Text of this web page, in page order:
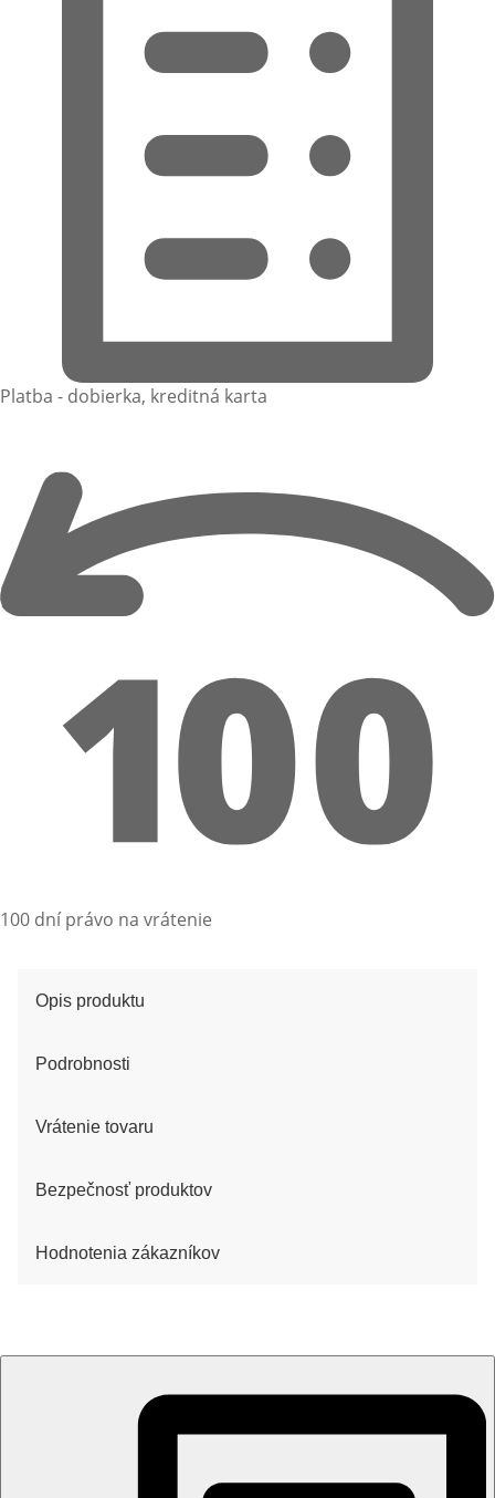
Platba - dobierka, kreditná karta
100 dní právo na vrátenie
Opis produktu
Podrobnosti
Vrátenie tovaru
Bezpečnosť produktov
Hodnotenia zákazníkov